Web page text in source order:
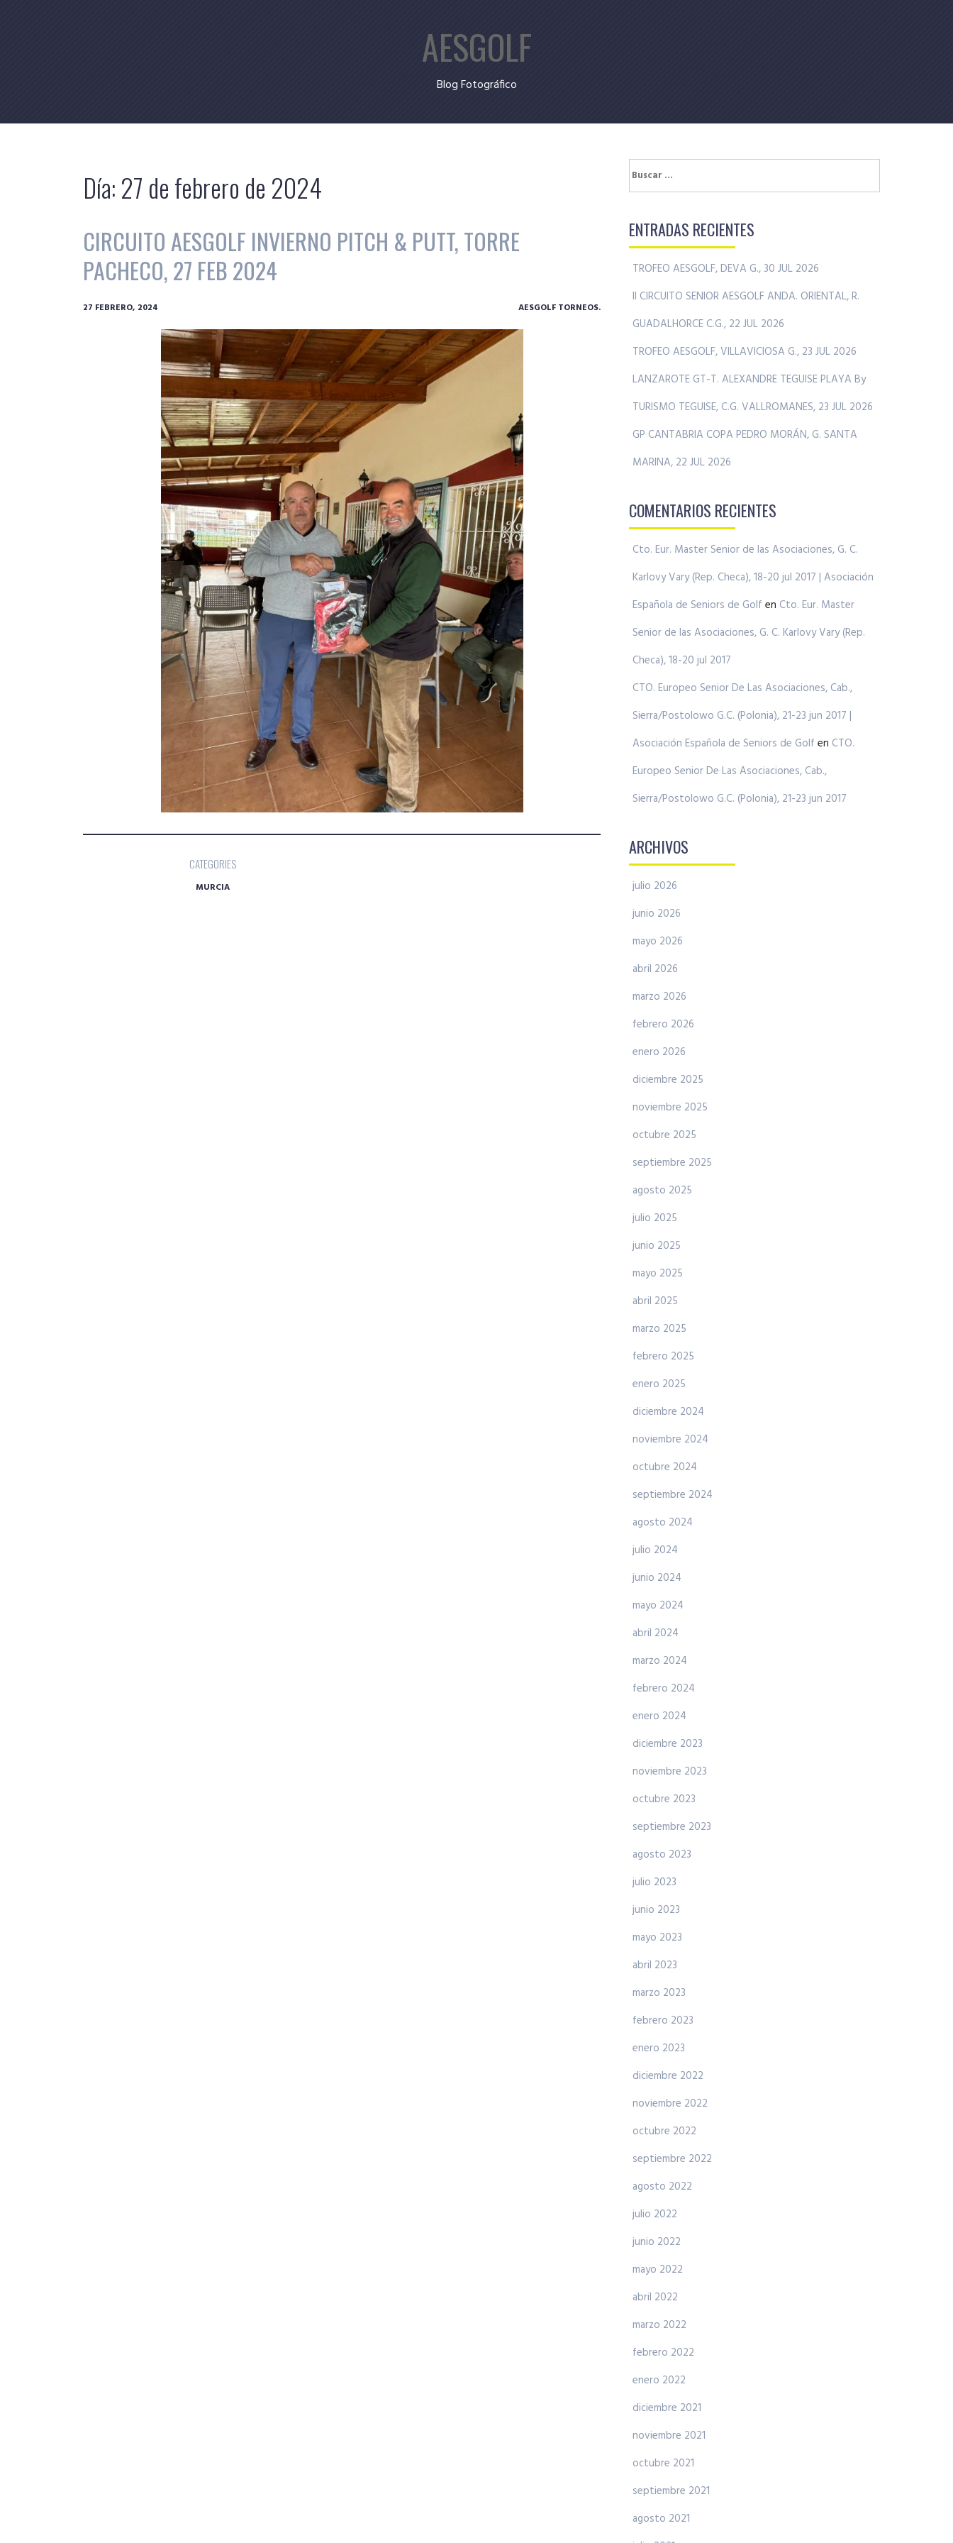
AESGOLF
Blog Fotográfico
Día:27 de febrero de 2024
CIRCUITO AESGOLF INVIERNO PITCH & PUTT, TORRE
PACHECO, 27 FEB 2024
27 FEBRERO, 2024 AESGOLF TORNEOS.
CATEGORIES
MURCIA
Buscar:
ENTRADAS RECIENTES
TROFEO AESGOLF, DEVA G., 30 JUL 2026
II CIRCUITO SENIOR AESGOLF ANDA. ORIENTAL, R.
GUADALHORCE C.G., 22 JUL 2026
TROFEO AESGOLF, VILLAVICIOSA G., 23 JUL 2026
LANZAROTE GT-T. ALEXANDRE TEGUISE PLAYA By
TURISMO TEGUISE, C.G. VALLROMANES, 23 JUL 2026
GP CANTABRIA COPA PEDRO MORÁN, G. SANTA
MARINA, 22 JUL 2026
COMENTARIOS RECIENTES
Cto. Eur. Master Senior de las Asociaciones, G. C.
Karlovy Vary (Rep. Checa), 18-20 jul 2017 | Asociación
Española de Seniors de Golf en Cto. Eur. Master
Senior de las Asociaciones, G. C. Karlovy Vary (Rep.
Checa), 18-20 jul 2017
CTO. Europeo Senior De Las Asociaciones, Cab.,
Sierra/Postolowo G.C. (Polonia), 21-23 jun 2017 |
Asociación Española de Seniors de Golf en CTO.
Europeo Senior De Las Asociaciones, Cab.,
Sierra/Postolowo G.C. (Polonia), 21-23 jun 2017
ARCHIVOS
julio 2026
junio 2026
mayo 2026
abril 2026
marzo 2026
febrero 2026
enero 2026
diciembre 2025
noviembre 2025
octubre 2025
septiembre 2025
agosto 2025
julio 2025
junio 2025
mayo 2025
abril 2025
marzo 2025
febrero 2025
enero 2025
diciembre 2024
noviembre 2024
octubre 2024
septiembre 2024
agosto 2024
julio 2024
junio 2024
mayo 2024
abril 2024
marzo 2024
febrero 2024
enero 2024
diciembre 2023
noviembre 2023
octubre 2023
septiembre 2023
agosto 2023
julio 2023
junio 2023
mayo 2023
abril 2023
marzo 2023
febrero 2023
enero 2023
diciembre 2022
noviembre 2022
octubre 2022
septiembre 2022
agosto 2022
julio 2022
junio 2022
mayo 2022
abril 2022
marzo 2022
febrero 2022
enero 2022
diciembre 2021
noviembre 2021
octubre 2021
septiembre 2021
agosto 2021